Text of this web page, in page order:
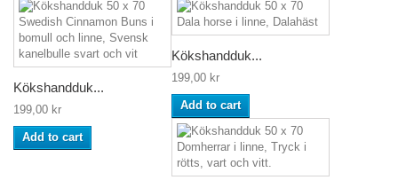
Kökshandduk...
199,00 kr
Add to cart
Kökshandduk...
199,00 kr
Add to cart